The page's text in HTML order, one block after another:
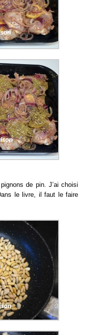
de pin. J’ai choisi
le livre, il faut le faire